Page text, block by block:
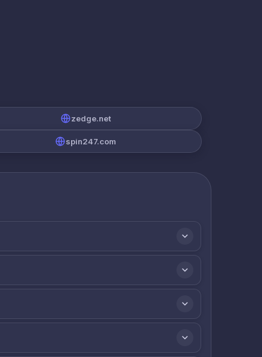
zedge.net
spin247.com